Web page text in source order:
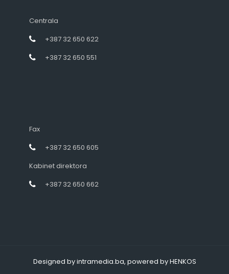
Centrala
+387 32 650 622
+387 32 650 551
Fax
+387 32 650 605
Kabinet direktora
+387 32 650 662
Designed by intramedia.ba, powered by HENKOS